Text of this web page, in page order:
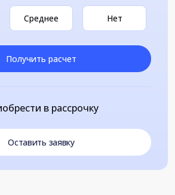
Среднее Нет
Получить расчет
в рассрочку
Оставить заявку